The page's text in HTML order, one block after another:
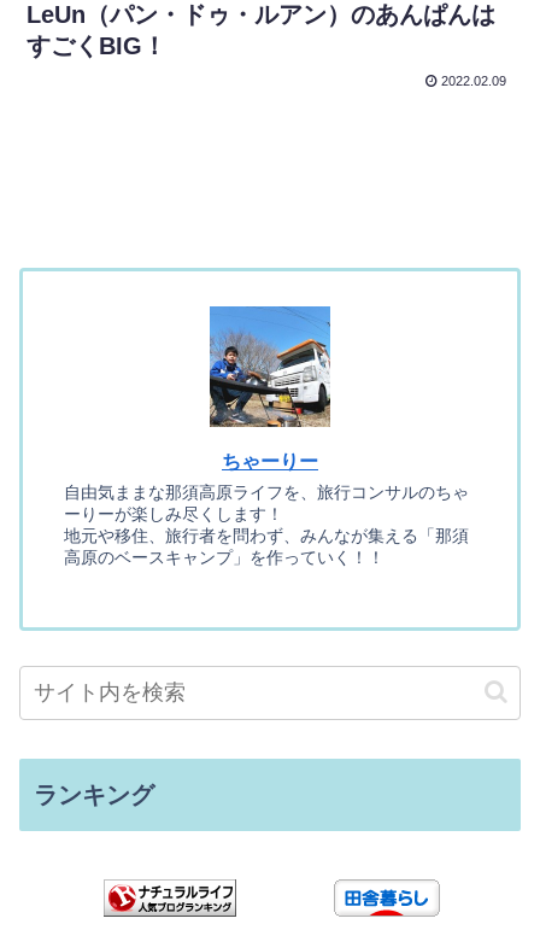
LeUn（パン・ドゥ・ルアン）のあんぱんは
すごくBIG！
2022.02.09
ちゃーりー
自由気ままな那須高原ライフを、旅行コンサルのちゃ
ーりーが楽しみ尽くします！
地元や移住、旅行者を問わず、みんなが集える「那須
高原のベースキャンプ」を作っていく！！
ランキング